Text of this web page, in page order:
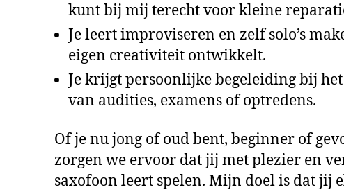
kunt bij mij terecht voor kleine
Je leert improviseren en zelf solo’s
eigen creativiteit ontwikkelt.
Je krijgt persoonlijke begeleiding bij
van audities, examens of optredens.
Of je nu jong of oud bent, beginner of
zorgen we ervoor dat jij met plezier en
saxofoon leert spelen. Mijn doel is dat jij